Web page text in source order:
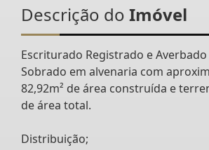
Descrição do Imóvel
Escriturado Registrado e Averbado
Sobrado em alvenaria com
82,92m² de área construída e
de área total.
Distribuição;